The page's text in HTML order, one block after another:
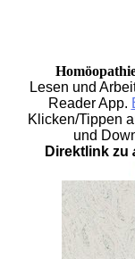
Lesen und
Reader App.
Klicken/Tippen
und
Direktlink zu